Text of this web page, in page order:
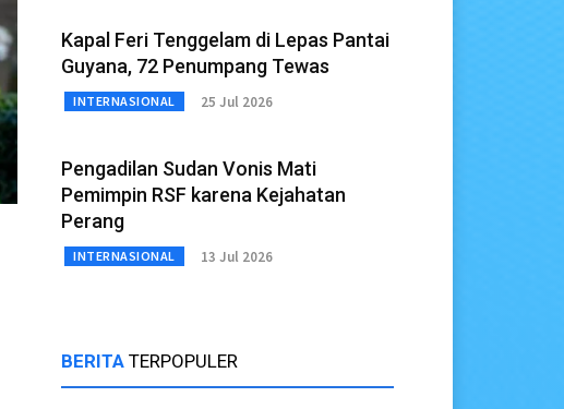
Kapal Feri Tenggelam di Lepas Pantai
Guyana, 72 Penumpang Tewas
INTERNASIONAL 25 Jul 2026
Pengadilan Sudan Vonis Mati
Pemimpin RSF karena Kejahatan
Perang
INTERNASIONAL 13 Jul 2026
BERITA TERPOPULER